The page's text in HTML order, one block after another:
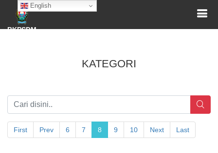
English
BKPSDM
KATEGORI
First Prev 6 7 8 9 10 Next Last